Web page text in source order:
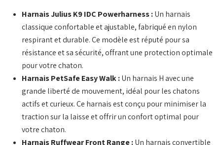
Harnais Julius K9 IDC Powerharness :Un harnais
classique confortable et ajustable, fabriqué en nylon
respirant et durable. Ce modèle est réputé pour sa
résistance et sa sécurité, offrant une protection optimale
pour votre chaton.
Harnais PetSafe Easy Walk :Un harnais H avec une
grande liberté de mouvement, idéal pour les chatons
actifs et curieux. Ce harnais est conçu pour minimiser la
traction sur la laisse et offrir un confort optimal pour
votre chaton.
Harnais Ruffwear Front Range :Un harnais convertible